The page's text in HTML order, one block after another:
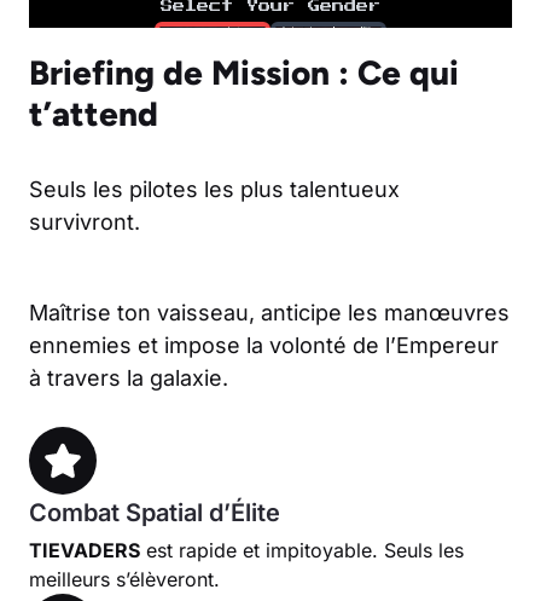
Briefing de Mission : Ce qui
t’attend
Seuls les pilotes les plus talentueux
survivront.
Maîtrise ton vaisseau, anticipe les manœuvres
ennemies et impose la volonté de l’Empereur
à travers la galaxie.
Combat Spatial d’Élite
TIEVADERS est rapide et impitoyable. Seuls les
meilleurs s’élèveront.